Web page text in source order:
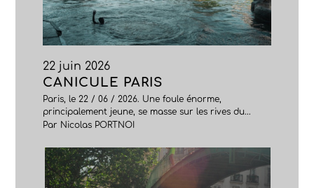
22 juin 2026
CANICULE PARIS
Paris, le 22 / 06 / 2026. Une foule énorme,
principalement jeune, se masse sur les rives du...
Par Nicolas PORTNOI